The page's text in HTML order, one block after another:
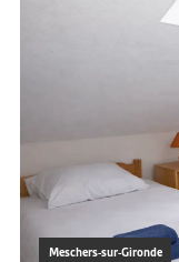
Meschers-sur-Gironde